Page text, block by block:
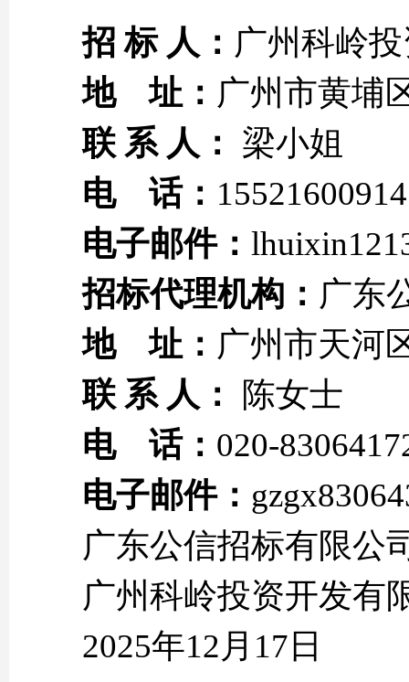
招 标 人： 广州科岭
地 址： 广州市黄埔
联 系 人：
梁小姐
电 话： 15521600914
电子邮件：
招标代理机构： 广东
地 址： 广州市天河
联 系 人：
陈女士
电 话： 020-
电子邮件：
广东公信招标有限公
广州科岭投资开发有
2025年12月17日